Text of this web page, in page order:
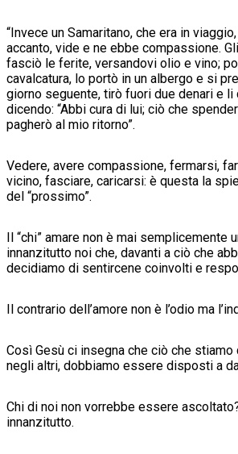
“Invece un Samaritano, che era in
accanto, vide e ne ebbe compassione.
fasciò le ferite, versandovi olio e vino;
cavalcatura, lo portò in un albergo e si
giorno seguente, tirò fuori due denari e li
dicendo: “Abbi cura di lui; ciò che
pagherò al mio ritorno”.
Vedere, avere compassione, fermarsi,
vicino, fasciare, caricarsi: è questa la
del “prossimo”.
Il “chi” amare non è mai semplicemente
innanzitutto noi che, davanti a ciò che
decidiamo di sentircene coinvolti e
Il contrario dell’amore non è l’odio ma
Così Gesù ci insegna che ciò che stiamo
negli altri, dobbiamo essere disposti a
Chi di noi non vorrebbe essere
innanzitutto.